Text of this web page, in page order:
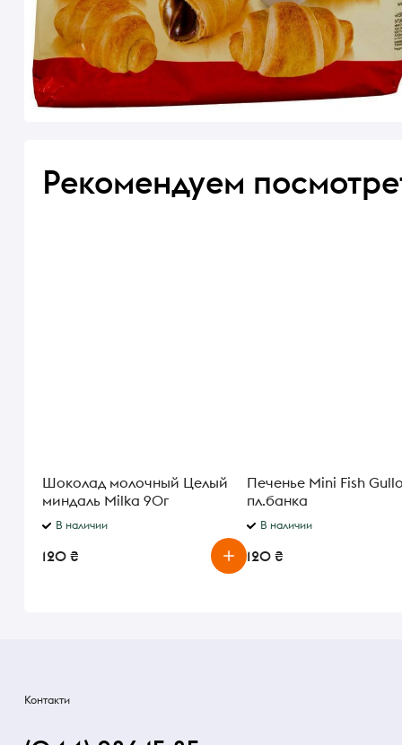
Рекомендуем
Шоколад молочный Целый
миндаль Milka 90г
В наличии
120 ₴
Печенье Mini Fish
пл.банка
В наличии
120 ₴
Контакти